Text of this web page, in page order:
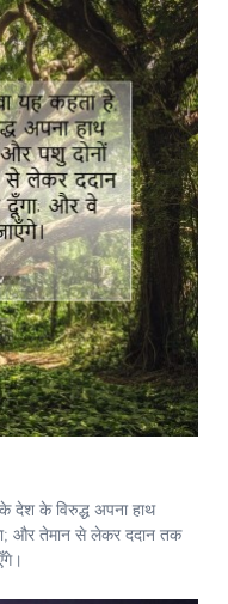
देश के विरुद्ध अपना हाथ
और तेमान से लेकर ददान तक